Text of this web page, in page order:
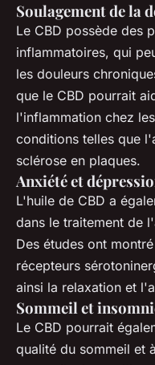
Soulagement de la
Le CBD possède des
inflammatoires, qui
les douleurs
que le CBD pourrait
l'inflammation chez
conditions telles que
sclérose en plaques.
Anxiété et
L'huile de CBD a
dans le traitement de
Des études ont
récepteurs
ainsi la relaxation et
Sommeil et
Le CBD pourrait
qualité du sommeil et